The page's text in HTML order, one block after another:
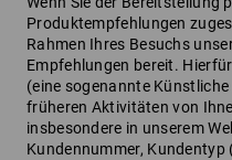
Produktempfehlungen
Rahmen Ihres Besuchs
Empfehlungen bereit.
(eine sogenannte
früheren Aktivitäten von
insbesondere in unserem
Kundennummer,